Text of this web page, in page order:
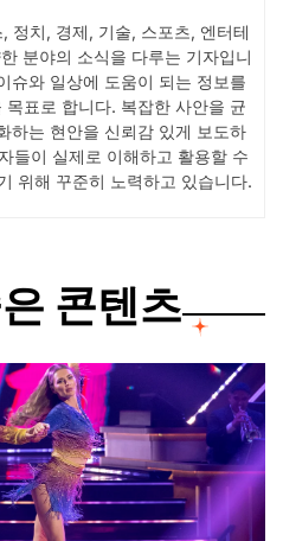
정치, 경제, 기술, 스포츠, 엔터테
분야의 소식을 다루는 기자입니
슈와 일상에 도움이 되는 정보를
표로 합니다. 복잡한 사안을 균
하는 현안을 신뢰감 있게 보도하
들이 실제로 이해하고 활용할 수
위해 꾸준히 노력하고 있습니다.
콘텐츠